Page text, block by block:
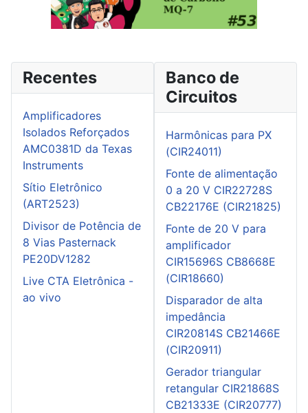
Recentes
Amplificadores
Isolados Reforçados
AMC0381D da Texas
Instruments
Sítio Eletrônico
(ART2523)
Divisor de Potência de
8 Vias Pasternack
PE20DV1282
Live CTA Eletrônica -
ao vivo
Banco de
Circuitos
Harmônicas para PX
(CIR24011)
Fonte de alimentação
0 a 20 V CIR22728S
CB22176E (CIR21825)
Fonte de 20 V para
amplificador
CIR15696S CB8668E
(CIR18660)
Disparador de alta
impedância
CIR20814S CB21466E
(CIR20911)
Gerador triangular
retangular CIR21868S
CB21333E (CIR20777)